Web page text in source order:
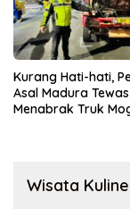
Kurang Hati-hati,
Asal Madura
Menabrak Truk
Wisata